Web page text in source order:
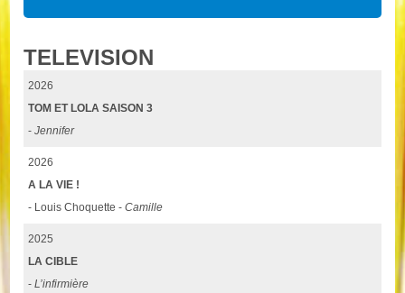
TELEVISION
2026
TOM ET LOLA SAISON 3
-Jennifer
2026
A LA VIE !
- Louis Choquette -Camille
2025
LA CIBLE
-L’infirmière